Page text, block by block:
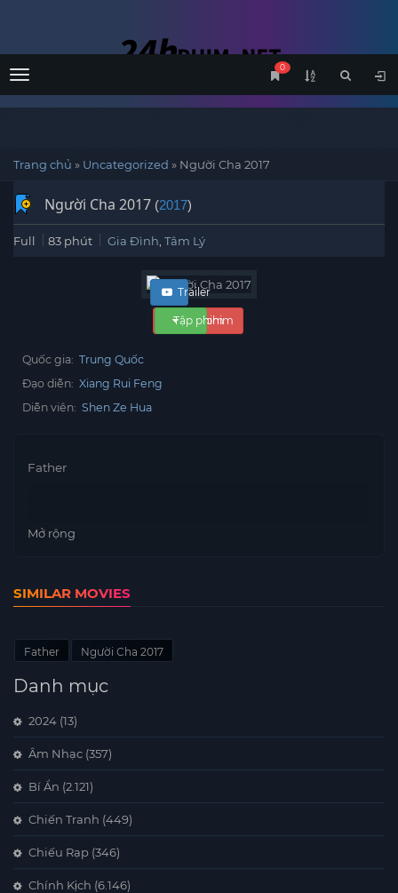
Menu
0
Trang chủ » Uncategorized » Người Cha 2017
Người Cha 2017 (2017)
Full 83 phút Gia Đình Tâm Lý
Xem phim
Trailer
Tập phim
Quốc gia: Trung Quốc
Đạo diễn: Xiang Rui Feng
Diễn viên: Shen Ze Hua
Father
Mở rộng
SIMILAR MOVIES
Father Người Cha 2017
Danh mục
2024 (13)
Âm Nhạc (357)
Bí Ẩn (2.121)
Chiến Tranh (449)
Chiếu Rạp (346)
Chính Kịch (6.146)